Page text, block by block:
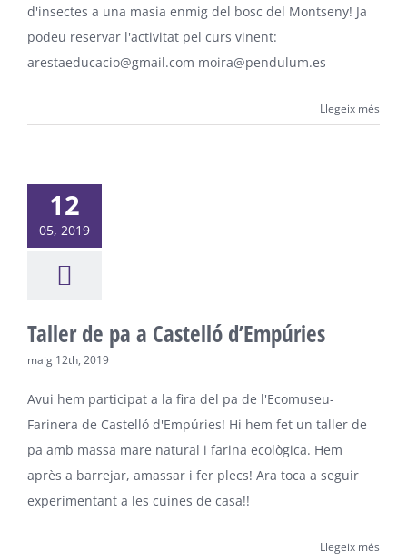
d'insectes a una masia enmig del bosc del Montseny! Ja
podeu reservar l'activitat pel curs vinent:
arestaeducacio@gmail.com moira@pendulum.es
Llegeix més
12
05, 2019
Taller de pa a Castelló d’Empúries
maig 12th, 2019
Avui hem participat a la fira del pa de l'Ecomuseu-
Farinera de Castelló d'Empúries! Hi hem fet un taller de
pa amb massa mare natural i farina ecològica. Hem
après a barrejar, amassar i fer plecs! Ara toca a seguir
experimentant a les cuines de casa!!
Llegeix més